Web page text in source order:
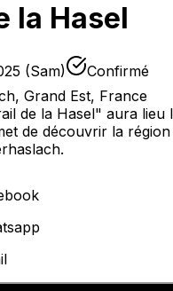
la Hasel
(Sam)
Confirmé
, Grand Est, France
de la Hasel" aura lieu
de découvrir la